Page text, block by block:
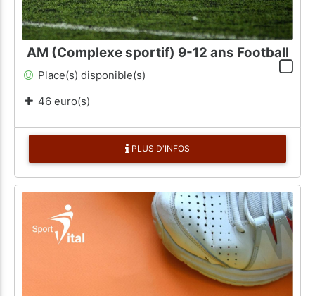
AM (Complexe sportif) 9-12 ans Football
Place(s) disponible(s)
46 euro(s)
PLUS D'INFOS